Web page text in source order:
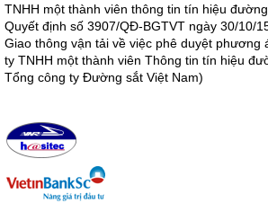
TNHH một thành viên thông tin tín hiệu
Quyết định số 3907/QĐ-BGTVT ngày 30/10/
Giao thông vận tải về việc phê duyệt phương
ty TNHH một thành viên Thông tin tín hiệu
Tổng công ty Đường sắt Việt Nam)